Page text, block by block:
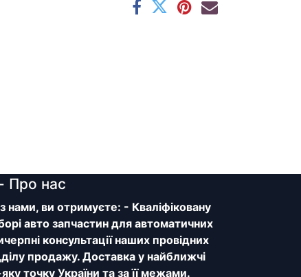
Про нас
нами, ви отримуєте: - Кваліфіковану
авто запчастин для автоматичних
консультації наших провідних
продажу. Доставка у найближчі
точку України та за її межами.